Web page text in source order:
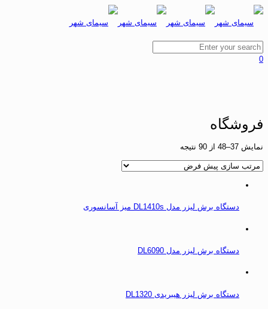
0
فروشگاه
نمایش 37–48 از 90 نتیجه
دستگاه برش لیزر مدل DL1410s میز آسانسوری
دستگاه برش لیزر مدل DL6090
دستگاه برش لیزر هیبریدی DL1320